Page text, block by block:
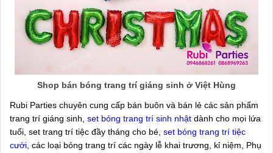
Shop bán bóng trang trí giáng sinh ở Việt Hùng
Rubi Parties chuyên cung cấp bán buôn và bán lẻ các sản phẩm
trang trí giáng sinh, set bóng trang trí sinh nhật dành cho mọi lứa
tuổi, set trang trí tiệc đầy tháng cho bé, set bóng trang trí tiệc
cưới , các loại bóng trang trí các ngày lễ khai trương, kỉ niệm, Phụ